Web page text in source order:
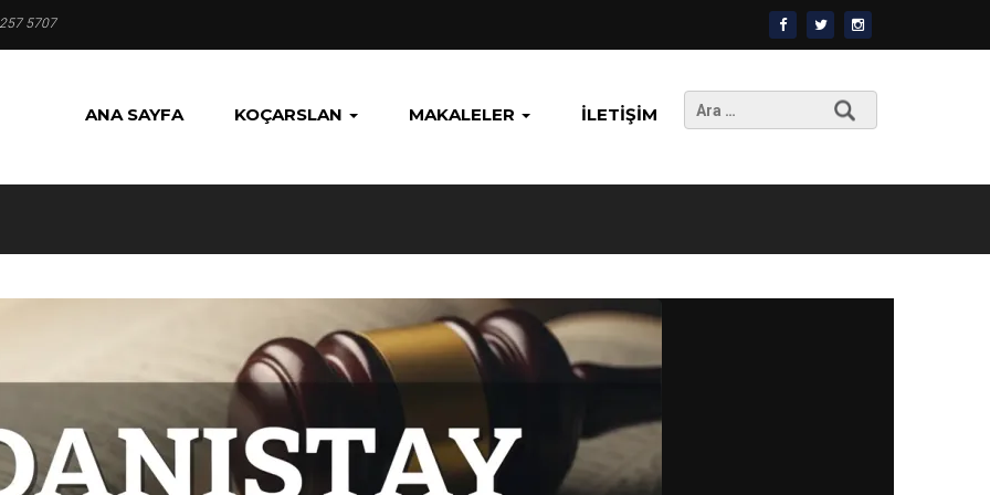
5707
ANA SAYFA KOÇARSLAN MAKALELER İLETIŞIM
Arama: